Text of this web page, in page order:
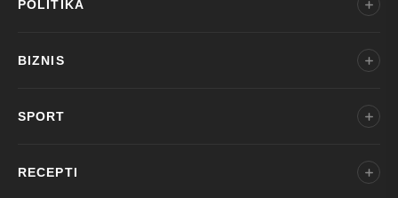
POLITIKA
BIZNIS
SPORT
RECEPTI